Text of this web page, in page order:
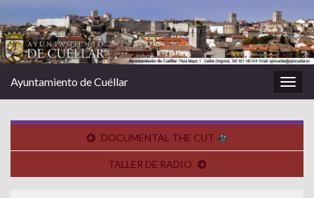
la
Ayuntamiento de Cuéllar
DOCUMENTAL THE CUT
TALLER DE RADIO